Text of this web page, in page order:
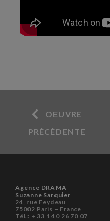
OEUVRE
PRÉCÉDENTE
Agence DRAMA
Suzanne Sarquier
24, rue Feydeau
75002 Paris – France
Tél.: + 33 1 40 26 70 07